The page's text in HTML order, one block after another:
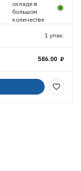
складе в
большом
количестве
1 упак.
586.00 ₽
favorite_border